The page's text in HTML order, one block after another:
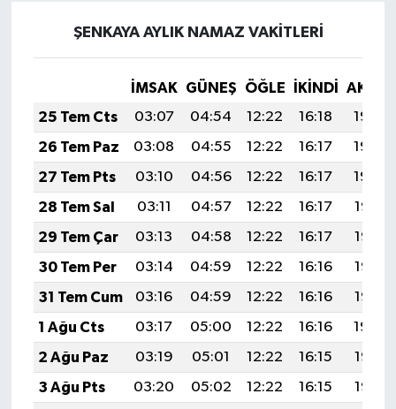
ŞENKAYA AYLIK NAMAZ VAKITLERI
İMSAK GÜNEŞ ÖĞLE İKINDI
25 Tem Cts
03:07 04:54 12:22 16:18
19:40
26 Tem Paz
03:08 04:55 12:22 16:17
19:40
27 Tem Pts
03:10 04:56 12:22 16:17
19:39
28 Tem Sal
03:11 04:57 12:22 16:17
19:38
29 Tem Çar
03:13 04:58 12:22 16:17
19:37
30 Tem Per
03:14 04:59 12:22 16:16
19:36
31 Tem Cum
03:16 04:59 12:22 16:16
19:35
1 Ağu Cts
03:17 05:00 12:22 16:16
19:34
2 Ağu Paz
03:19 05:01 12:22 16:15
19:33
3 Ağu Pts
03:20 05:02 12:22 16:15
19:32